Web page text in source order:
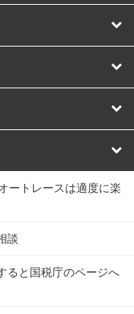
場 宇都宮競輪場
ートレースは適度に楽
談
ると国税庁のページへ